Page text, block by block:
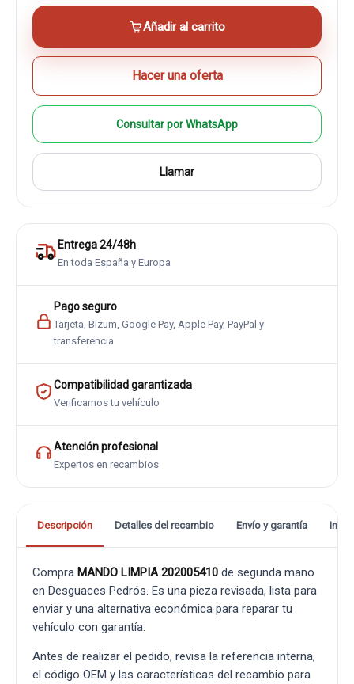
Añadir al carrito
Hacer una oferta
Consultar por WhatsApp
Llamar
Entrega 24/48h
En toda España y Europa
Pago seguro
Tarjeta, Bizum, Google Pay, Apple Pay, PayPal y
transferencia
Compatibilidad garantizada
Verificamos tu vehículo
Atención profesional
Expertos en recambios
Descripción Detalles del recambio Envío y garantía
Compra MANDO LIMPIA 202005410 de segunda mano
en Desguaces Pedrós. Es una pieza revisada, lista para
enviar y una alternativa económica para reparar tu
vehículo con garantía.
Antes de realizar el pedido, revisa la referencia interna,
el código OEM y las características del recambio para